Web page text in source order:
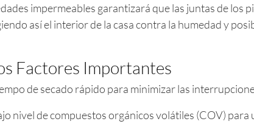
impermeables garantizará que las juntas de los
así el interior de la casa contra la humedad y
Factores Importantes
de secado rápido para minimizar las
nivel de compuestos orgánicos volátiles (COV) para